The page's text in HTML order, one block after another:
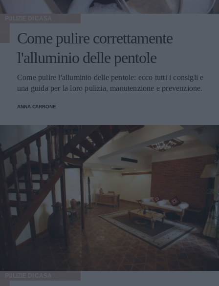
Come pulire correttamente
l'alluminio delle pentole
Come pulire l'alluminio delle pentole: ecco tutti i consigli e
una guida per la loro pulizia, manutenzione e prevenzione.
ANNA CARBONE